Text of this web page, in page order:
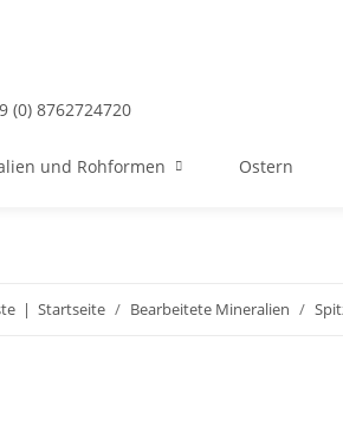
(0) 8762724720
und Rohformen Ostern
Startseite Bearbeitete Mineralien